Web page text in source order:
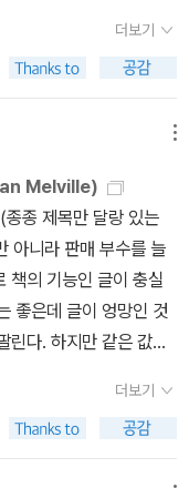
음이나 반감을 자아내
다'는 속설로 잘 요약되
이야기까지 나오기도
만 언급되는 듯하다.
같은 부적절한 단어를
보면 최소한의 도리는
에도 그리 평판이 좋지
>의 주인공인 '에이해브'
'의 이름을 뜻하기 때문
주는 바람에 평생 그 이
는 아합의 아내인 '이세
으로 묘사되는데, 아
아내가 하필이면 그 영
소설은 해양 소설 역사
로잡힌 한 인간의 투
의 문학 작품이자 자연
의 한쪽 다리를 가져간
현명한 일등 항해사 스
등장시켜 민주주의, 리
계를 질문한다.이 작품
한 인간 군상에 대한 묘
않은 결말 등 독창적인
래와 포경업에 관해 인
에 대한 철학적 질문까
에 꽂혀 있던 책『모비
다. 『모비 딕』이 재평
음에 들었던것 같습니
해서 이야기 할때, 언젠
니다.너무 유명해서 마
은 책. '파리대왕'이 그
했어요. 참 여러모로
니다. 이 책도 언젠가
어의 '십이야'가 책속에
고나고, 어떤 이들은 위
게 '십이야'를 인용한 말
게도 1984의 빅 브라더
다는 오페라의 유령인
지컬과 영화 탓에 로맨틱
좀더 고딕풍의 추리소
더보기
Melville)
종 제목만 달랑 있는
아니라 판매 부수를 늘
책의 기능인 글이 충실
좋은데 글이 엉망인 것
린다. 하지만 같은 값이
해 서문이나 다양한 부
기등을 책의 뒤쪽에 삽
하겠다.(이 글은 어디까
더보기